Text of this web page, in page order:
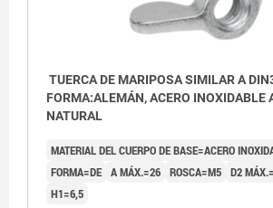
TUERCA DE MARIPOSA SIMILAR A
FORMA:ALEMÁN, ACERO INOXIDABLE
NATURAL
MATERIAL DEL CUERPO DE BASE=ACERO
FORMA=DE A MÁX.=26 ROSCA=M5 D2
H1=6,5